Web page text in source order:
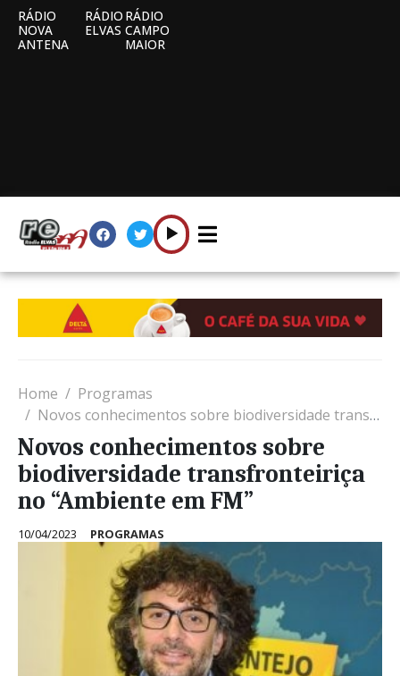
RÁDIO
NOVA
ANTENA
RÁDIO
ELVAS
RÁDIO
CAMPO
MAIOR
Home
Programas
Novos conhecimentos sobre biodiversidade transfronteiriça no “Ambiente em FM”
Novos conhecimentos sobre
biodiversidade transfronteiriça
no “Ambiente em FM”
10/04/2023 PROGRAMAS